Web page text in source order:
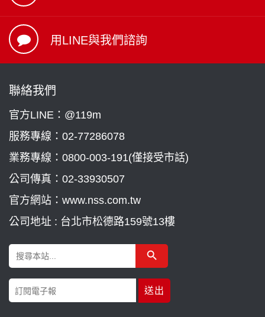
用LINE與我們諮詢
聯絡我們
官方LINE：@119m
服務專線： 02-77286078
業務專線： 0800-003-191(僅接受市話)
公司傳真：02-33930507
官方網站：www.nss.com.tw
公司地址 : 台北市松德路159號13樓
Search
for:
Search Button